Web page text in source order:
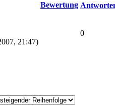
Bewertung
21:47)
0